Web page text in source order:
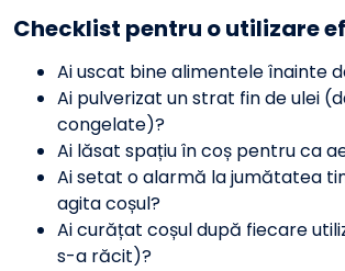
Checklist pentru o utilizare
Ai uscat bine alimentele înainte
Ai pulverizat un strat fin de ulei
congelate)?
Ai lăsat spațiu în coș pentru ca
Ai setat o alarmă la jumătatea
agita coșul?
Ai curățat coșul după fiecare
s-a răcit)?